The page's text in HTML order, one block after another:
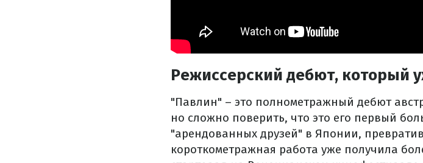
Режиссерский дебют, который
"Павлин" – это полнометражный дебют
но сложно поверить, что это его первый
"арендованных друзей" в Японии,
короткометражная работа уже получила